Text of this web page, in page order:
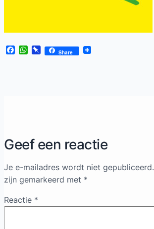
Facebook
WhatsApp
Pinboard
Share
Geef een reactie
Je e-mailadres wordt niet gepubliceerd.
zijn gemarkeerd met *
Reactie *